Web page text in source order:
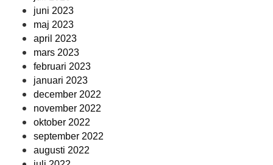
juni 2023
maj 2023
april 2023
mars 2023
februari 2023
januari 2023
december 2022
november 2022
oktober 2022
september 2022
augusti 2022